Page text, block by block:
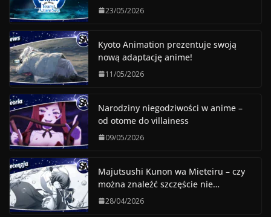
23/05/2026
Kyoto Animation prezentuje swoją
nową adaptację anime!
11/05/2026
Narodziny niegodziwości w anime –
od otome do villainess
09/05/2026
Majutsushi Kunon wa Mieteiru – czy
można znaleźć szczęście nie…
28/04/2026